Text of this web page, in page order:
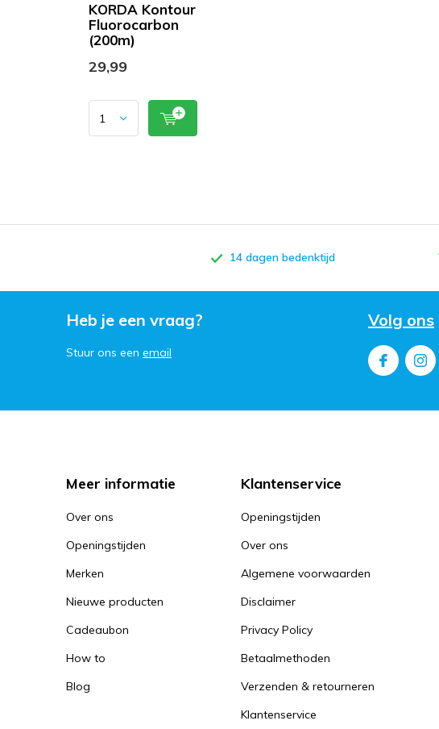
KORDA Kontour
Fluorocarbon
(200m)
29,99
14 dagen bedenktijd
Heb je een vraag?
Stuur ons een email
Volg ons
Meer informatie
Over ons
Openingstijden
Merken
Nieuwe producten
Cadeaubon
How to
Blog
Klantenservice
Openingstijden
Over ons
Algemene voorwaarden
Disclaimer
Privacy Policy
Betaalmethoden
Verzenden & retourneren
Klantenservice